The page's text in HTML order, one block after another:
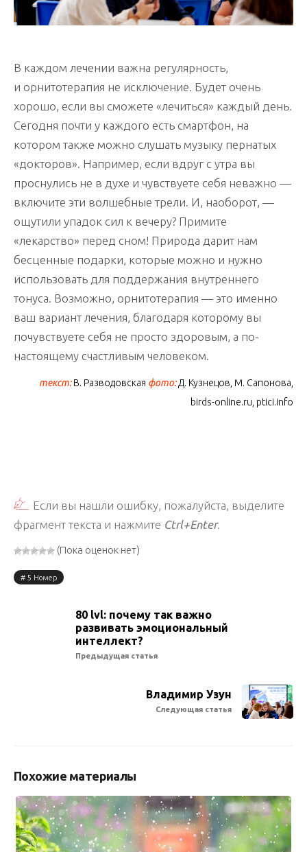
В каждом лечении важна регулярность,
и орнитотерапия не исключение. Будет очень
хорошо, если вы сможете «лечиться» каждый день.
Сегодня почти у каждого есть смартфон, на
котором также можно слушать музыку пернатых
«докторов». Например, если вдруг с утра вы
проснулись не в духе и чувствуете себя неважно —
включите эти волшебные трели. И, наоборот, —
ощутили упадок сил к вечеру? Примите
«лекарство» перед сном! Природа дарит нам
бесценные подарки, которые можно и нужно
использовать для поддержания внутреннего
тонуса. Возможно, орнитотерапия — это именно
ваш вариант лечения, благодаря которому вы
почувствуете себя не просто здоровым, а по-
настоящему счастливым человеком.
текст: В. Разводовская фото: Д. Кузнецов, М. Сапонова,
birds-online.ru, ptici.info
Если вы нашли ошибку, пожалуйста, выделите
фрагмент текста и нажмите Ctrl+Enter.
(Пока оценок нет)
5 Номер
80 lvl: почему так важно
развивать эмоциональный
интеллект?
Предыдущая статья
Владимир Узун
Следующая статья
Похожие материалы